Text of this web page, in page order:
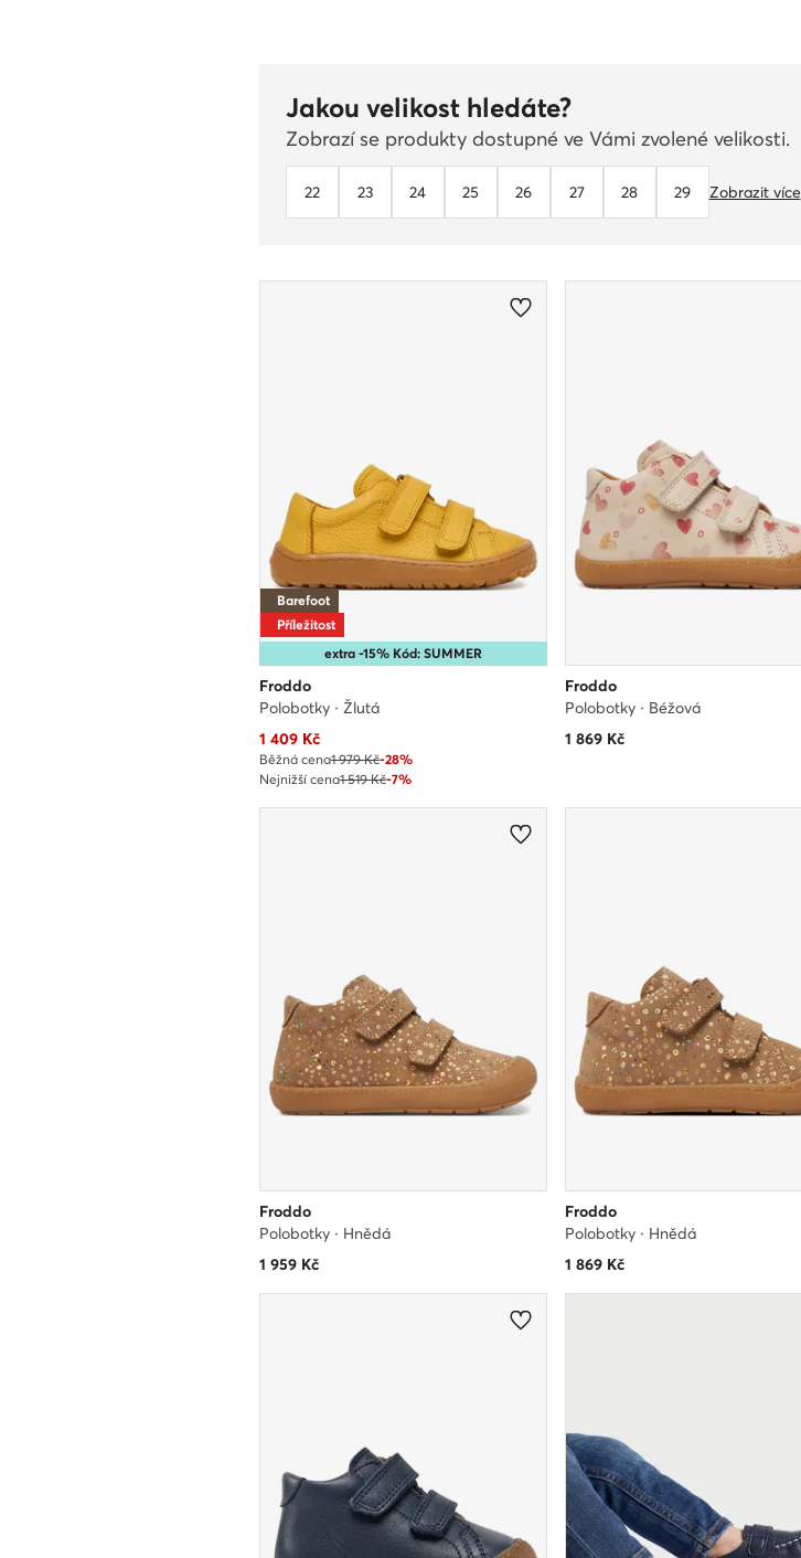
Jakou velikost hledáte?
Zobrazí se produkty dostupné ve Vámi zvolené velikosti.
22 23 24 25 26 27 28 29 Zobrazit více
extra -15% Kód: SUMMER
Barefoot
Příležitost
Froddo
Polobotky · Žlutá
Aktuální cena
1 409Kč
Běžná cena1 979 Kč-28%
Nejnižší cena1 519 Kč-7%
Froddo
Polobotky · Béžová
1 869Kč
Froddo
Polobotky · Hnědá
1 959Kč
Froddo
Polobotky · Hnědá
1 869Kč